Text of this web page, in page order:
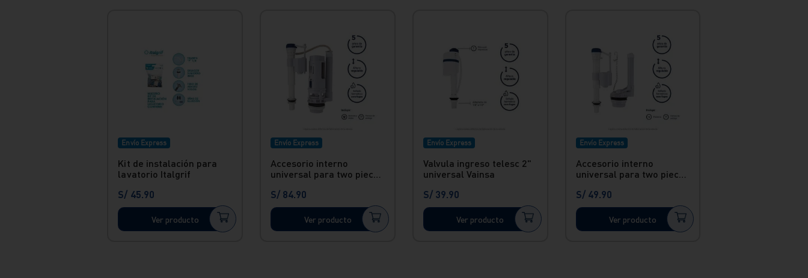
Envío Express
Kit de instalación para
lavatorio Italgrif
S/ 45.90
Ver producto
Envío Express
Accesorio interno
universal para two piece
S/ 84.90
Ver producto
Envío Express
Valvula ingreso telesc 2"
universal Vainsa
S/ 39.90
Ver producto
Envío Express
Accesorio interno
universal para two piece
S/ 49.90
Ver producto